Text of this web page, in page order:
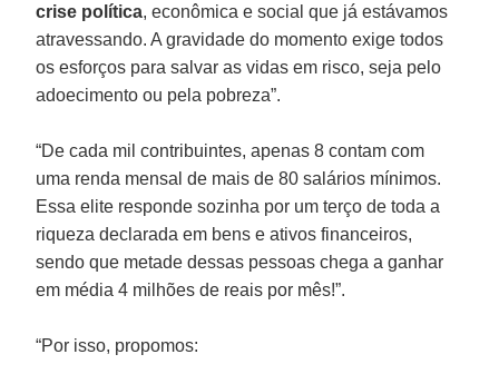
crise política, econômica e social que já estávamos
atravessando. A gravidade do momento exige todos
os esforços para salvar as vidas em risco, seja pelo
adoecimento ou pela pobreza”.
“De cada mil contribuintes, apenas 8 contam com
uma renda mensal de mais de 80 salários mínimos.
Essa elite responde sozinha por um terço de toda a
riqueza declarada em bens e ativos financeiros,
sendo que metade dessas pessoas chega a ganhar
em média 4 milhões de reais por mês!”.
“Por isso, propomos: